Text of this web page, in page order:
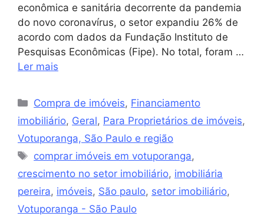
econômica e sanitária decorrente da pandemia
do novo coronavírus, o setor expandiu 26% de
acordo com dados da Fundação Instituto de
Pesquisas Econômicas (Fipe). No total, foram …
Ler mais
Compra de imóveis, Financiamento
imobiliário, Geral, Para Proprietários de imóveis,
Votuporanga, São Paulo e região
comprar imóveis em votuporanga,
crescimento no setor imobiliário, imobiliária
pereira, imóveis, São paulo, setor imobiliário,
Votuporanga - São Paulo